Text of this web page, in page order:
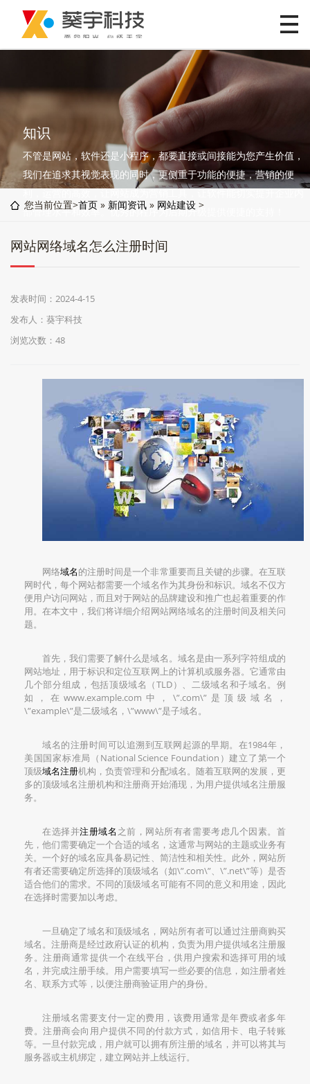
知识
不管是网站，软件还是小程序，都要直接或间接能为您产生价值，
我们在追求其视觉表现的同时，更侧重于功能的便捷，营销的便
部管理水平和效率。优秀的程序为后期升级提供便捷的支持！
您当前位置>首页 » 新闻资讯 » 网站建设 >
网站网络域名怎么注册时间
发表时间：2024-4-15
发布人：葵宇科技
浏览次数：48
网络域名的注册时间是一个非常重要而且关键的步骤。在互联
网时代，每个网站都需要一个域名作为其身份和标识。域名不仅方
便用户访问网站，而且对于网站的品牌建设和推广也起着重要的作
用。在本文中，我们将详细介绍网站网络域名的注册时间及相关问
题。
首先，我们需要了解什么是域名。域名是由一系列字符组成的
网站地址，用于标识和定位互联网上的计算机或服务器。它通常由
几个部分组成，包括顶级域名（TLD）、二级域名和子域名。例
如，在www.example.com中，\”.com\”是顶级域名，
\”example\”是二级域名，\”www\”是子域名。
域名的注册时间可以追溯到互联网起源的早期。在1984年，
美国国家标准局（National Science Foundation）建立了第一个
顶级域名注册机构，负责管理和分配域名。随着互联网的发展，更
多的顶级域名注册机构和注册商开始涌现，为用户提供域名注册服
务。
在选择并注册域名 之前，网站所有者需要考虑几个因素。首
先，他们需要确定一个合适的域名，这通常与网站的主题或业务有
关。一个好的域名应具备易记性、简洁性和相关性。此外，网站所
有者还需要确定所选择的顶级域名（如\”.com\”、\”.net\”等）是否
适合他们的需求。不同的顶级域名可能有不同的意义和用途，因此
在选择时需要加以考虑。
一旦确定了域名和顶级域名，网站所有者可以通过注册商购买
域名。注册商是经过政府认证的机构，负责为用户提供域名注册服
务。注册商通常提供一个在线平台，供用户搜索和选择可用的域
名，并完成注册手续。用户需要填写一些必要的信息，如注册者姓
名、联系方式等，以便注册商验证用户的身份。
注册域名需要支付一定的费用，该费用通常是年费或者多年
费。注册商会向用户提供不同的付款方式，如信用卡、电子转账
等。一旦付款完成，用户就可以拥有所注册的域名，并可以将其与
服务器或主机绑定，建立网站并上线运行。